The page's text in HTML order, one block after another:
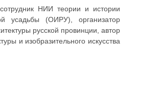
НИИ теории и истории
усадьбы (ОИРУ), организатор
русской провинции, автор
и изобразительного искусства